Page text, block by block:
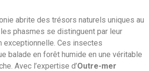
abrite des trésors naturels uniques au
phasmes se distinguent par leur
exceptionnelle. Ces insectes
balade en forêt humide en une véritable
Avec l’expertise d’Outre-mer